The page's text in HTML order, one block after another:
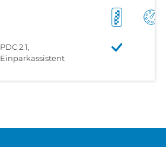
PDC 2.1,
Einparkassistent